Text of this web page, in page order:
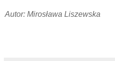
Autor: Mirosława Liszewska